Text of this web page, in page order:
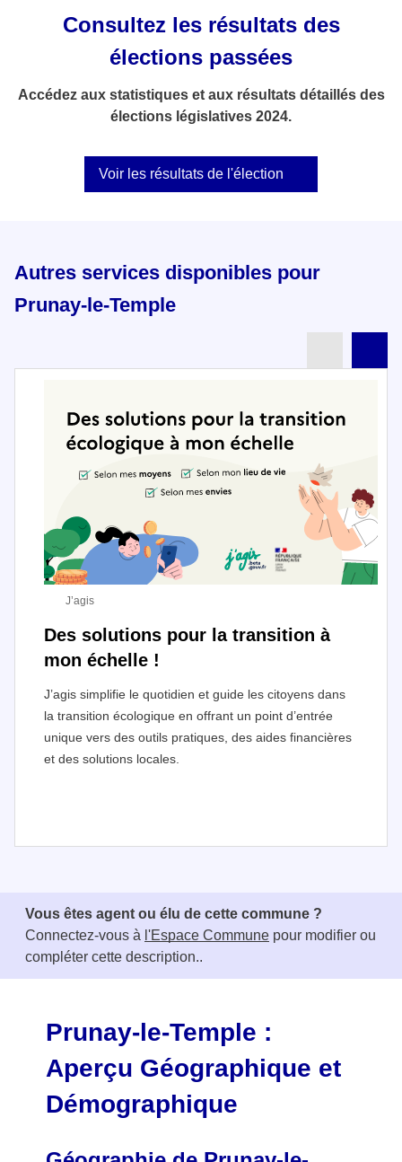
Consultez les résultats des
élections passées
Accédez aux statistiques et aux résultats détaillés des
élections législatives 2024.
Voir les résultats de l'élection
Autres services disponibles pour
Prunay-le-Temple
Des solutions pour la transition à
mon échelle !
J’agis simplifie le quotidien et guide les citoyens dans
la transition écologique en offrant un point d’entrée
unique vers des outils pratiques, des aides financières
et des solutions locales.
J’agis
Vous êtes agent ou élu de cette commune ?
Connectez-vous à l'Espace Commune pour modifier ou
compléter cette description..
Prunay-le-Temple :
Aperçu Géographique et
Démographique